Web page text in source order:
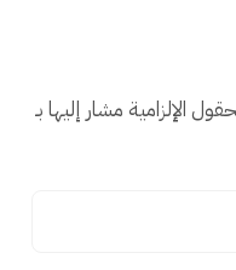
الإلزامية مشار إليها بـ